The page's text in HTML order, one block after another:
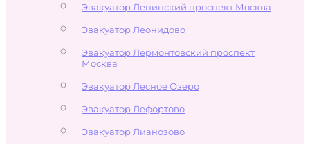
Эвакуатор Ленинский проспект Москва
Эвакуатор Леонидово
Эвакуатор Лермонтовский проспект
Москва
Эвакуатор Лесное Озеро
Эвакуатор Лефортово
Эвакуатор Лианозово